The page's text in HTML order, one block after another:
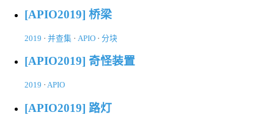
[APIO2019] 桥梁
2019 · 并查集 · APIO · 分块
[APIO2019] 奇怪装置
2019 · APIO
[APIO2019] 路灯